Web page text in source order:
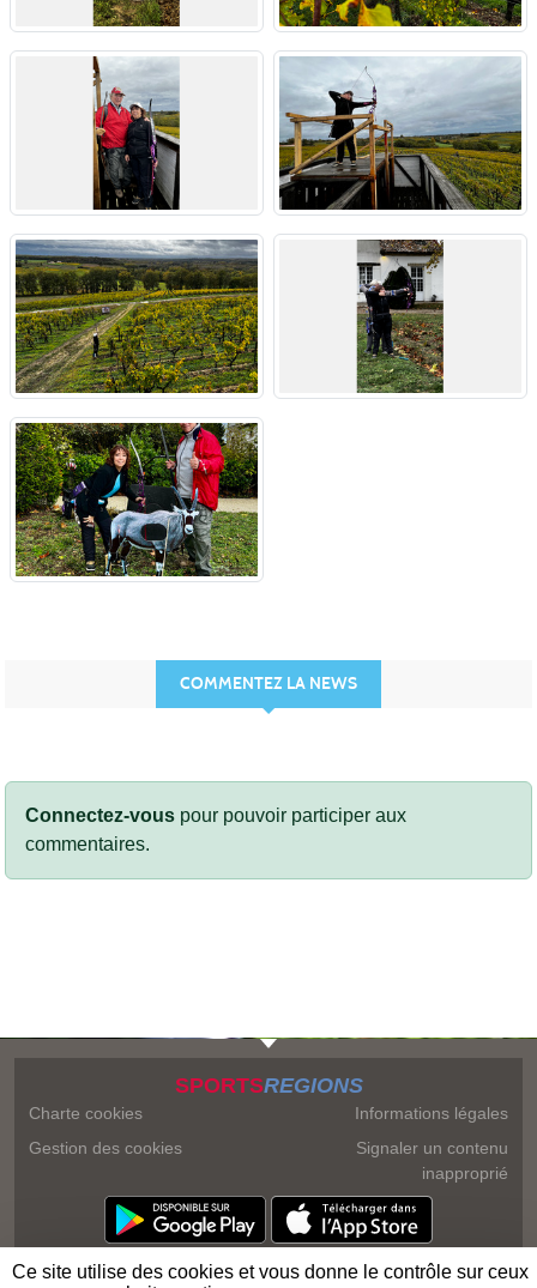
COMMENTEZ LA NEWS
Connectez-vous pour pouvoir participer aux
commentaires.
SPORTSREGIONS
Charte cookies
Gestion des cookies
Informations légales
Signaler un contenu
inapproprié
Ce site utilise des cookies et vous donne le contrôle sur ceux